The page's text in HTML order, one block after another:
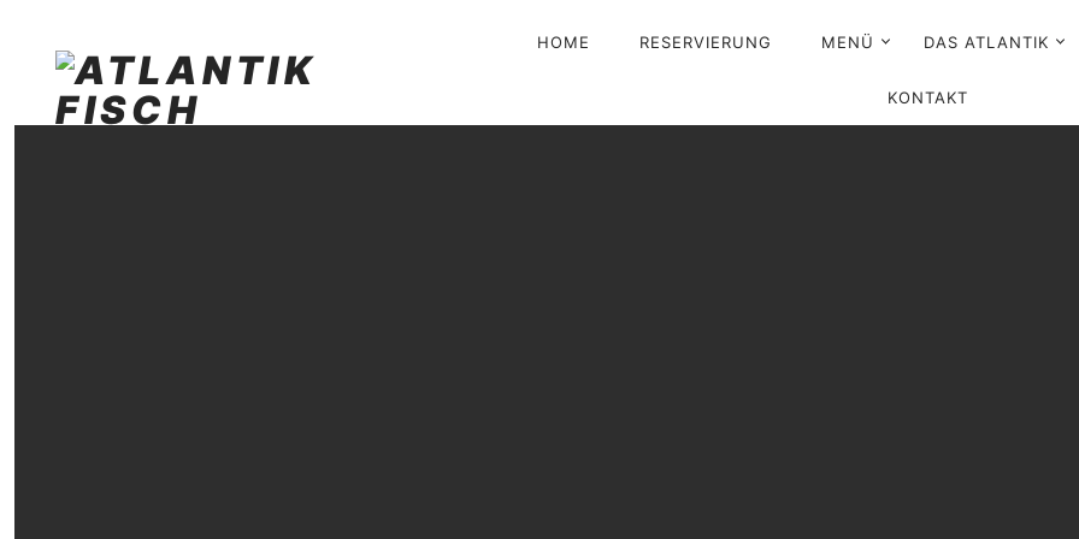
NAVIGATION
HOME RESERVIERUNG MENÜ DAS ATLANTIK
KONTAKT